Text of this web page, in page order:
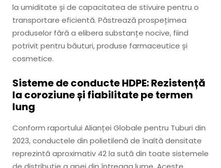
la umiditate și de capacitatea de stivuire pentru o
transportare eficientă. Păstrează prospețimea
produselor fără a elibera substanțe nocive, fiind
potrivit pentru băuturi, produse farmaceutice și
cosmetice.
Sisteme de conducte HDPE: Rezistență
la coroziune și fiabilitate pe termen
lung
Conform raportului Alianței Globale pentru Tuburi din
2023, conductele din polietilenă de înaltă densitate
reprezintă aproximativ 42 la sută din toate sistemele